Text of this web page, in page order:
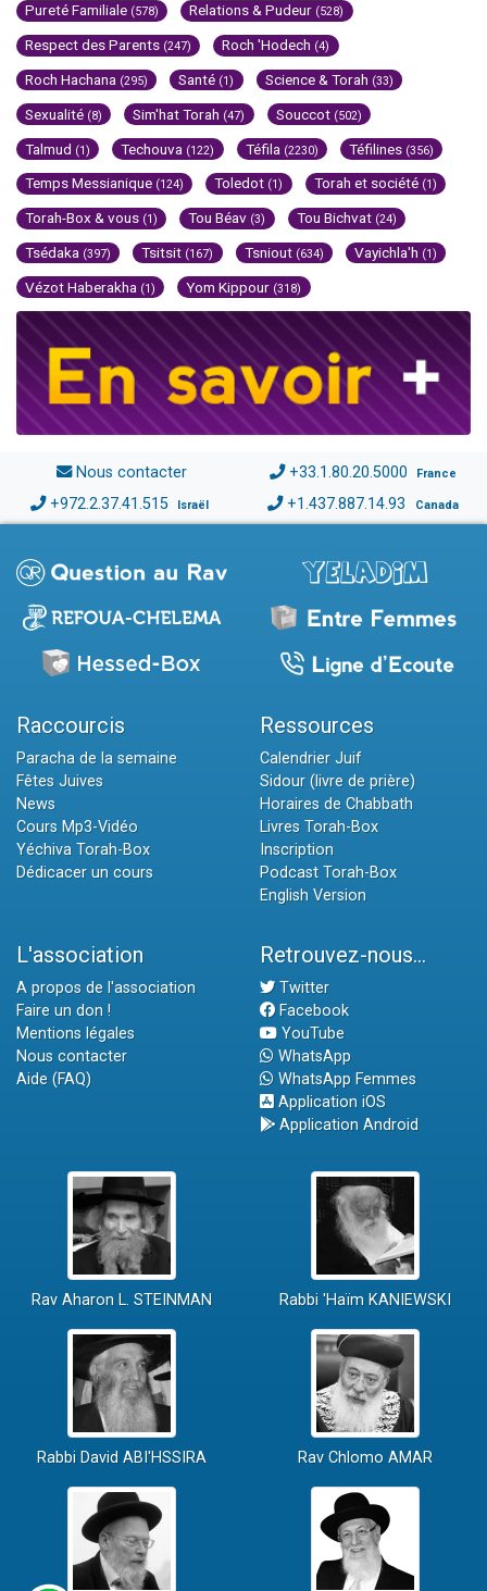
Pureté Familiale (578) Relations & Pudeur (528)
Respect des Parents (247) Roch 'Hodech (4)
Roch Hachana (295) Santé (1) Science & Torah (33)
Sexualité (8) Sim'hat Torah (47) Souccot (502)
Talmud (1) Techouva (122) Téfila (2230) Téfilines (356)
Temps Messianique (124) Toledot (1) Torah et société (1)
Torah-Box & vous (1) Tou Béav (3) Tou Bichvat (24)
Tsédaka (397) Tsitsit (167) Tsniout (634) Vayichla'h (1)
Vézot Haberakha (1) Yom Kippour (318)
Nous contacter +33.1.80.20.5000 France
+972.2.37.41.515 Israël +1.437.887.14.93 Canada
Raccourcis
Paracha de la semaine
Fêtes Juives
News
Cours Mp3-Vidéo
Yéchiva Torah-Box
Dédicacer un cours
Ressources
Calendrier Juif
Sidour (livre de prière)
Horaires de Chabbath
Livres Torah-Box
Inscription
Podcast Torah-Box
English Version
L'association
A propos de l'association
Faire un don !
Mentions légales
Nous contacter
Aide (FAQ)
Retrouvez-nous...
Twitter
Facebook
YouTube
WhatsApp
WhatsApp Femmes
Application iOS
Application Android
Rav Aharon L. STEINMAN Rabbi 'Haïm KANIEWSKI
Rabbi David ABI'HSSIRA Rav Chlomo AMAR